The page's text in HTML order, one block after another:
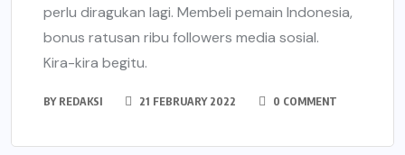
perlu diragukan lagi. Membeli pemain Indonesia,
bonus ratusan ribu followers media sosial.
Kira-kira begitu.
BY REDAKSI 21 FEBRUARY 2022 0 COMMENT